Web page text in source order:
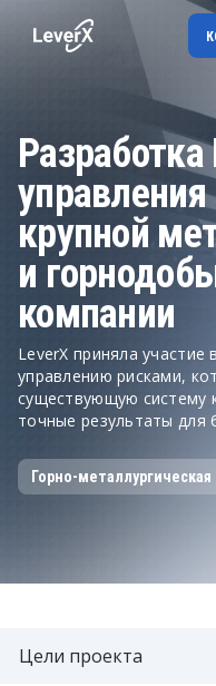
Внедрение SAP
Лицензии SAP
SAP BTP
SAP Transportation
SAP SuccessFactors
крупной
и
компании
LeverX приняла
управлению рисками,
существующую систему
точные результаты для
Горно-металлургическая
Цели проекта